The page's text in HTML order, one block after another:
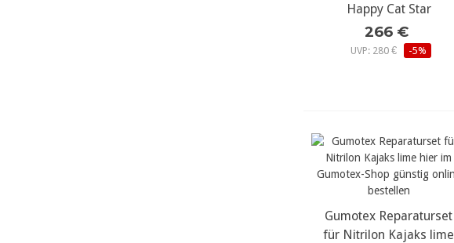
Happy Cat Star
266 €
UVP: 280 € -5%
mehr Details...
Gumotex Reparaturset
für Nitrilon Kajaks lime